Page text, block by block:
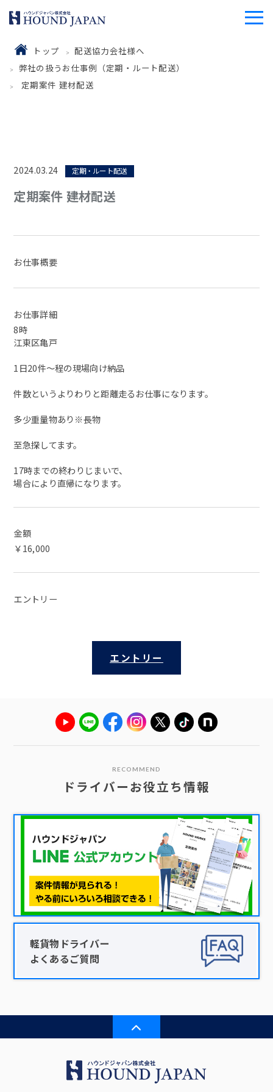
トップ
配送協力会社様へ
弊社の扱うお仕事例（定期・ルート配送）
定期案件 建材配送
2024.03.24 定期・ルート配送
定期案件 建材配送
お仕事概要
お仕事詳細
8時
江東区亀戸
1日20件～程の現場向け納品
件数というよりわりと距離走るお仕事になります。
多少重量物あり※長物
至急探してます。
17時までの終わりじまいで、
場合により直帰になります。
金額
￥16,000
エントリー
エントリー
RECOMMEND
ドライバーお役立ち情報
軽貨物ドライバー
よくあるご質問